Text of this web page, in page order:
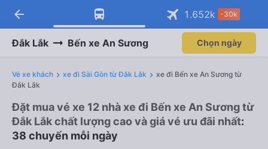
arrow_back 1.652k -30k
Đắk Lắk Bến xe An Sương Chọn ngày
Vé xe khách xe đi Sài Gòn từ Đắk Lắk
xe đi Bến xe An Sương từ
Đắk Lắk
Đặt mua vé xe 12 nhà xe đi Bến xe An Sương từ
Đắk Lắk chất lượng cao và giá vé ưu đãi nhất:
38 chuyến mỗi ngày